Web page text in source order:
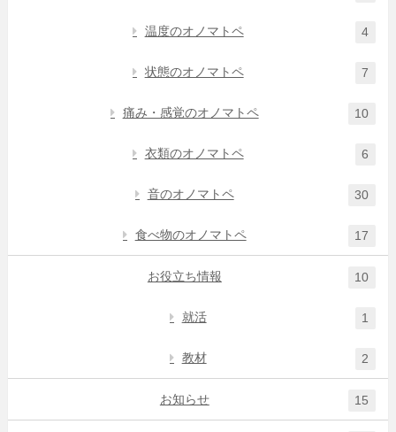
温度のオノマトペ 4
状態のオノマトペ 7
痛み・感覚のオノマトペ 10
衣類のオノマトペ 6
音のオノマトペ 30
食べ物のオノマトペ 17
お役立ち情報 10
就活 1
教材 2
お知らせ 15